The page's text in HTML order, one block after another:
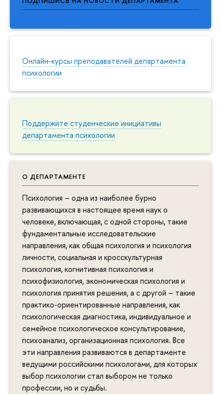
Онлайн-курсы преподавателей департамента
психологии
Поддержите студенческие инициативы
департамента психологии
О ДЕПАРТАМЕНТЕ
Психология – одна из наиболее бурно
развивающихся в настоящее время наук о
человеке, включающая, с одной стороны, такие
фундаментальные исследовательские
направления, как общая психология и психология
личности, социальная и кросскультурная
психология, когнитивная психология и
психофизиология, экономическая психология и
психология принятия решения, а с другой – такие
практико-ориентированные направления, как
психологическая диагностика, индивидуальное и
семейное психологическое консультирование,
психоанализ, организационная психология. Все
эти направления развиваются в департаменте
ведущими российскими психологами, для которых
выбор психологии стал выбором не только
профессии, но и судьбы.